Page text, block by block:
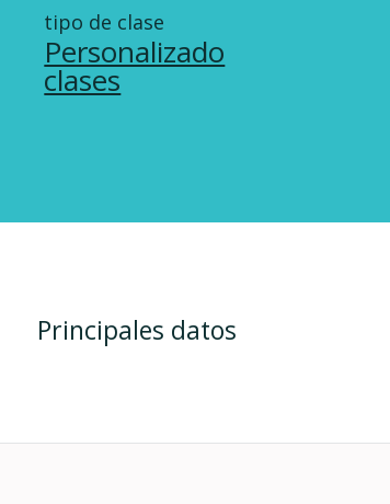
tipo de clase
Personalizado
clases
Principales datos